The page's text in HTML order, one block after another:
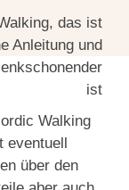
Walking
eventuell
über den